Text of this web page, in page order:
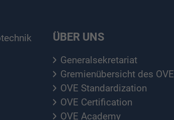
ÜBER UNS
Generalsekretariat
Gremienübersicht des OVE
OVE Standardization
OVE Certification
OVE Academy